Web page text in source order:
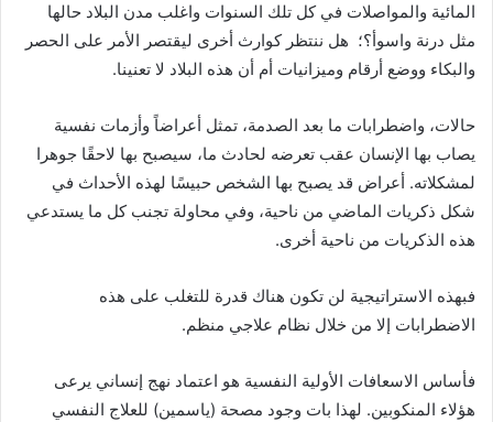
المائية والمواصلات في كل تلك السنوات واغلب مدن البلاد حالها
مثل درنة واسوأ؟؛ هل ننتظر كوارث أخرى ليقتصر الأمر على الحصر
والبكاء ووضع أرقام وميزانيات أم أن هذه البلاد لا تعنينا.
حالات، واضطرابات ما بعد الصدمة، تمثل اعراضاً وازمات نفسية
يصاب بها الإنسان عقب تعرضه لحادث ما، سيصبح بها لاحقًا جوهرا
لمشكلاته. اعراض قد يصبح بها الشخص حبيسًا لهذه الأحداث في
شكل ذكريات الماضي من ناحية، وفي محاولة تجنب كل ما يستدعي
هذه الذكريات من ناحية اخرى.
فبهذه الاستراتيجية لن تكون هناك قدرة للتغلب على هذه
الاضطرابات إلا من خلال نظام علاجي منظم.
فاساس الاسعافات الأولية النفسية هو اعتماد نهج انساني يرعى
هولاء المنكوبين. لهذا بات وجود مصحة (ياسمين) للعلاج النفسي